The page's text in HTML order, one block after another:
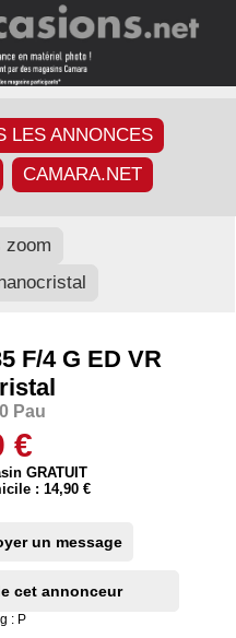
LES ANNONCES
CAMARA.NET
zoom
F/4 G ED VR
Pau
€
GRATUIT
: 14,90 €
un message
cet annonceur
: P